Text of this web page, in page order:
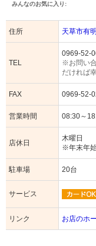
みんなのお気に入り:
住所 天草市有
TEL
0969-52-
※お問い
だければ
FAX 0969-52-
営業時間 08:30～
店休日
木曜日
※年末年
駐車場 20台
サービス
リンク お店のホ